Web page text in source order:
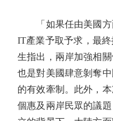
「如果任由美國方
IT產業予取予求，最
生指出，兩岸加強相
也是對美國肆意剝奪
的有效牽制。此外，
個惠及兩岸民眾的議